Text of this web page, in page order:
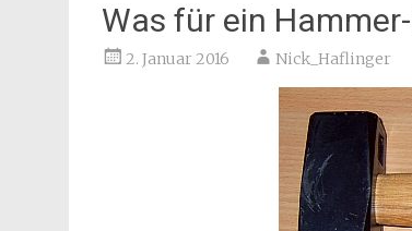
Was für ein
2. Januar 2016 Nick_Haflinger